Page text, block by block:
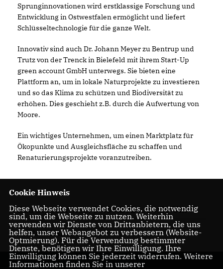
Sprunginnovationen wird erstklassige Forschung und
Entwicklung in Ostwestfalen ermöglicht und liefert
Schlüsseltechnologie für die ganze Welt.
Innovativ sind auch Dr. Johann Meyer zu Bentrup und
Trutz von der Trenck in Bielefeld mit ihrem Start-Up
green account GmbH unterwegs. Sie bieten eine
Plattform an, um in lokale Naturprojekte zu investieren
und so das Klima zu schützen und Biodiversität zu
erhöhen. Dies geschieht z.B. durch die Aufwertung von
Moore.
Ein wichtiges Unternehmen, um einen Marktplatz für
Ökopunkte und Ausgleichsfläche zu schaffen und
Renaturierungsprojekte voranzutreiben.
Bad Lippspringe, 09.09.2024, 14:26 Uhr
NACHHALTIGKEIT
Cookie Hinweis
Diese Webseite verwendet Cookies, die notwendig
sind, um die Webseite zu nutzen. Weiterhin
verwenden wir Dienste von Drittanbietern, die uns
helfen, unser Webangebot zu verbessern (Website-
Optmierung). Für die Verwendung bestimmter
Dienste, benötigen wir Ihre Einwilligung. Ihre
Einwilligung können Sie jederzeit widerrufen. Weitere
Informationen finden Sie in unserer